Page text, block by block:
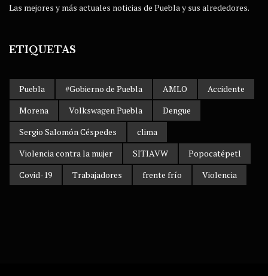
Las mejores y más actuales noticias de Puebla y sus alrededores.
ETIQUETAS
Puebla #Gobierno de Puebla AMLO
Accidente
Morena
Volkswagen Puebla
Dengue
Sergio Salomón Céspedes
clima
Violencia contra la mujer
SITIAVW
Popocatépetl
Covid-19
Trabajadores frente frío Violencia